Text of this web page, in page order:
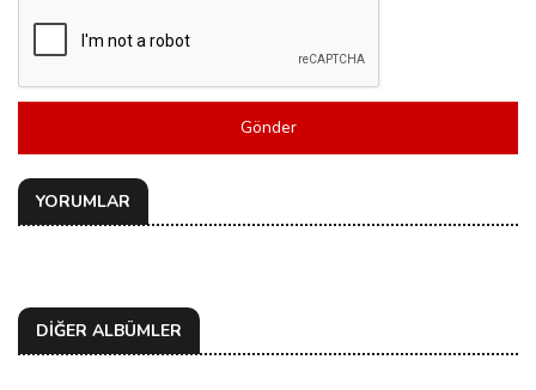
Gönder
YORUMLAR
DİĞER ALBÜMLER